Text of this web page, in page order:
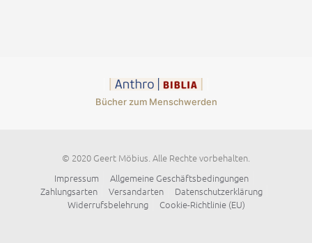
Bücher zum Menschwerden
© 2020 Geert Möbius. Alle Rechte vorbehalten.
Impressum
Allgemeine Geschäftsbedingungen
Zahlungsarten
Versandarten
Datenschutzerklärung
Widerrufsbelehrung
Cookie-Richtlinie (EU)